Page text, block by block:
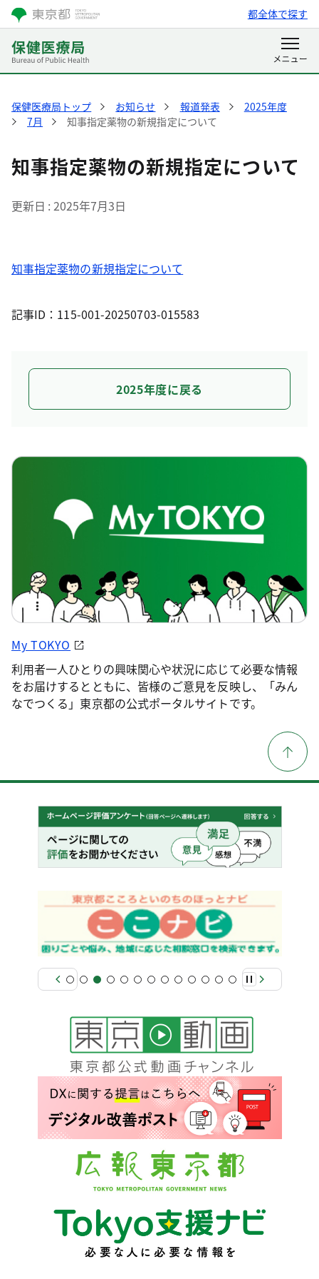
都全体で探す
保健医療局トップ お知らせ 報道発表
2025年度
7月
知事指定薬物の新規指定について
知事指定薬物の新規指定について
更新日 2025年7月3日
知事指定薬物の新規指定について
記事ID：115-001-20250703-015583
2025年度に戻る
My TOKYO
利用者一人ひとりの興味関心や状況に応じて必要な情報
をお届けするとともに、皆様のご意見を反映し、「みん
なでつくる」東京都の公式ポータルサイトです。